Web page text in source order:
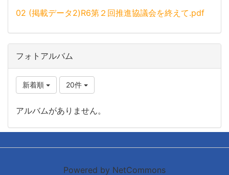
02 (掲載データ2)R6第２回推進協議会を終えて.pdf
フォトアルバム
新着順 20件
アルバムがありません。
Powered by NetCommons